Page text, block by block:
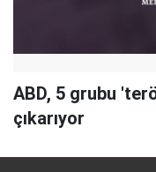
ABD, 5 grubu
çıkarıyor